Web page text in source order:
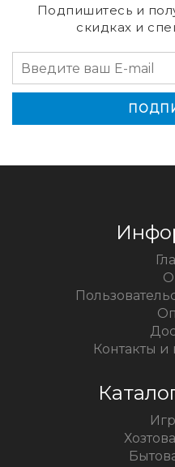
Подпишитесь и
скидках и
О
Контакты и